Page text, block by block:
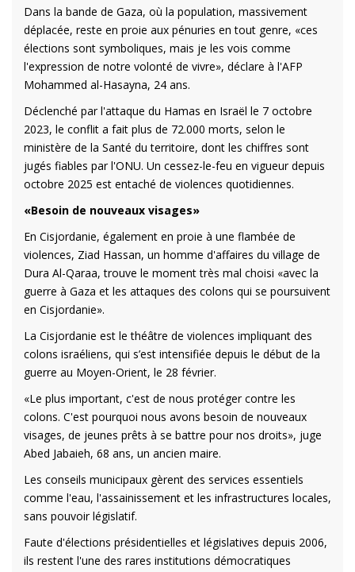
Dans la bande de Gaza, où la population, massivement
déplacée, reste en proie aux pénuries en tout genre, «ces
élections sont symboliques, mais je les vois comme
l'expression de notre volonté de vivre», déclare à l'AFP
Mohammed al-Hasayna, 24 ans.
Déclenché par l'attaque du Hamas en Israël le 7 octobre
2023, le conflit a fait plus de 72.000 morts, selon le
ministère de la Santé du territoire, dont les chiffres sont
jugés fiables par l'ONU. Un cessez-le-feu en vigueur depuis
octobre 2025 est entaché de violences quotidiennes.
«Besoin de nouveaux visages»
En Cisjordanie, également en proie à une flambée de
violences, Ziad Hassan, un homme d'affaires du village de
Dura Al-Qaraa, trouve le moment très mal choisi «avec la
guerre à Gaza et les attaques des colons qui se poursuivent
en Cisjordanie».
La Cisjordanie est le théâtre de violences impliquant des
colons israéliens, qui s’est intensifiée depuis le début de la
guerre au Moyen-Orient, le 28 février.
«Le plus important, c'est de nous protéger contre les
colons. C'est pourquoi nous avons besoin de nouveaux
visages, de jeunes prêts à se battre pour nos droits», juge
Abed Jabaieh, 68 ans, un ancien maire.
Les conseils municipaux gèrent des services essentiels
comme l'eau, l'assainissement et les infrastructures locales,
sans pouvoir législatif.
Faute d'élections présidentielles et législatives depuis 2006,
ils restent l'une des rares institutions démocratiques